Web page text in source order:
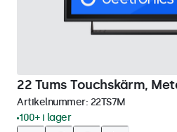
22 Tums Touchskärm,
Artikelnummer: 22TS7M
100+ i lager